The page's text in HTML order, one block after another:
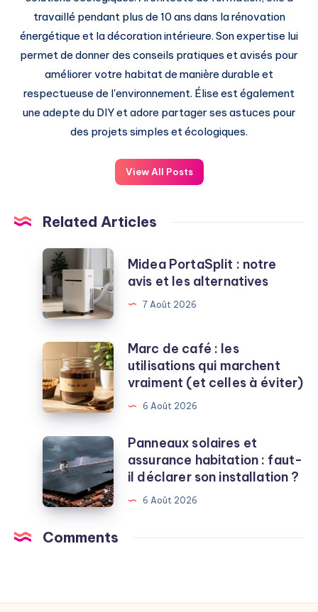
travaillé pendant plus de 10 ans dans la rénovation
énergétique et la décoration intérieure. Son expertise lui
permet de donner des conseils pratiques et avisés pour
améliorer votre habitat de manière durable et
respectueuse de l'environnement. Élise est également
une adepte du DIY et adore partager ses astuces pour
des projets simples et écologiques.
View All Posts
Related Articles
Midea
PortaSplit
:
notre
avis
et
les
alternatives
Midea PortaSplit : notre
avis et les alternatives
7 Août 2026
Marc
café
:
les
utilisations
qui
marchent
vraiment
(et
à
Marc de café : les
utilisations qui marchent
vraiment (et celles à éviter)
6 Août 2026
Panneaux
solaires
et
assurance
habitation
:
son
Panneaux solaires et
assurance habitation : faut-
il déclarer son installation ?
6 Août 2026
Comments